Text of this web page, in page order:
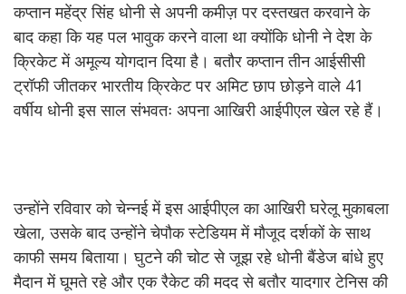
कप्तान महेंद्र सिंह धोनी से अपनी कमीज़ पर दस्तखत करवाने के
बाद कहा कि यह पल भावुक करने वाला था क्योंकि धोनी ने देश के
क्रिकेट में अमूल्य योगदान दिया है। बतौर कप्तान तीन आईसीसी
ट्रॉफी जीतकर भारतीय क्रिकेट पर अमिट छाप छोड़ने वाले 41
वर्षीय धोनी इस साल संभवतः अपना आखिरी आईपीएल खेल रहे हैं।
उन्होंने रविवार को चेन्नई में इस आईपीएल का आखिरी घरेलू मुकाबला
खेला, उसके बाद उन्होंने चेपौक स्टेडियम में मौजूद दर्शकों के साथ
काफी समय बिताया। घुटने की चोट से जूझ रहे धोनी बैंडेज बांधे हुए
मैदान में घूमते रहे और एक रैकेट की मदद से बतौर यादगार टेनिस की